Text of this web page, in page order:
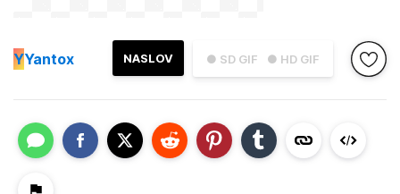
● SD GIF ● HD GIF
NASLOV
YYantox